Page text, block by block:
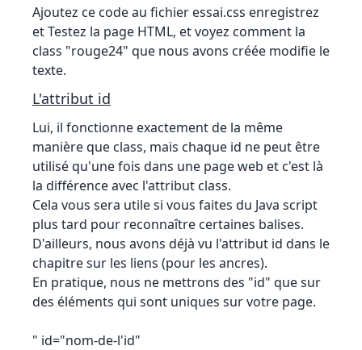
Ajoutez ce code au fichier essai.css enregistrez
et Testez la page HTML, et voyez comment la
class "rouge24" que nous avons créée modifie le
texte.
L'attribut id
Lui, il fonctionne exactement de la même
manière que class, mais chaque id ne peut être
utilisé qu'une fois dans une page web et c'est là
la différence avec l'attribut class.
Cela vous sera utile si vous faites du Java script
plus tard pour reconnaître certaines balises.
D'ailleurs, nous avons déjà vu l'attribut id dans le
chapitre sur les liens (pour les ancres).
En pratique, nous ne mettrons des "id" que sur
des éléments qui sont uniques sur votre page.
" id="nom-de-l'id"